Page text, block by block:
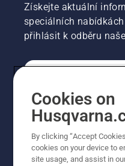
Získejte aktuální
speciálních
přihlásit k odběru
Cookies on
By clicking “Accept
cookies on your device to
site usage, and assist in